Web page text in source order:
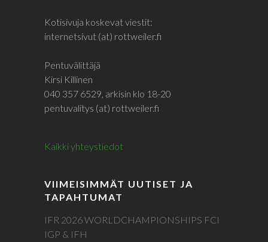
Kotisivuja koskevat viestit:
internetsivut (at) rottweiler.fi
Pentuvälittäjä
Kirsi Killinen
040 357 6529, arkisin klo 18-20
pentuvalitys (at) rottweiler.fi
Kaikki yhteystiedot
VIIMEISIMMÄT UUTISET JA
TAPAHTUMAT
IFR 2026 WORLDCHAMPIONSHIPS FCI
IGP & IFH